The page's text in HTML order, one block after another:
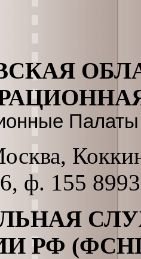
Палаты
ф. 155 8993
РФ